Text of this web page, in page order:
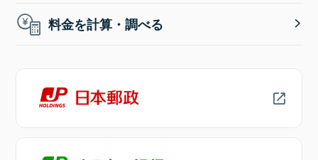
料金を計算・調べる